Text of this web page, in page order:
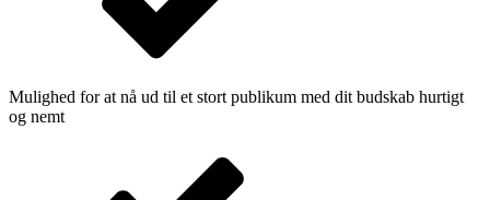
Mulighed for at nå ud til et stort publikum med dit budskab hurtigt
og nemt